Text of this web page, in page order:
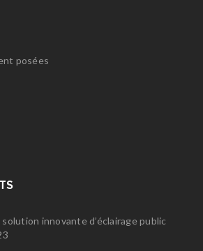
posées
innovante d’éclairage public